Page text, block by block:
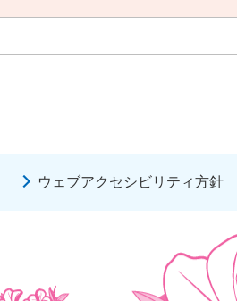
ウェブアクセシビリティ方針